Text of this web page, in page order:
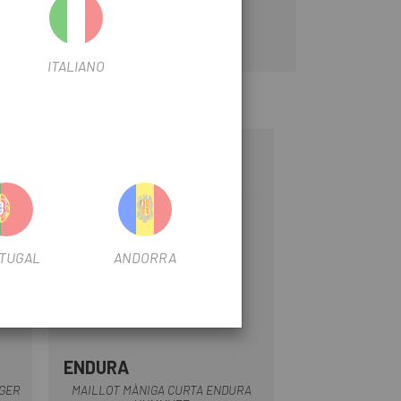
Blau Fosc
ENDURA
MAILLOT MÀNIGA CURTA ENDURA
ITALIANO
ANDORRA